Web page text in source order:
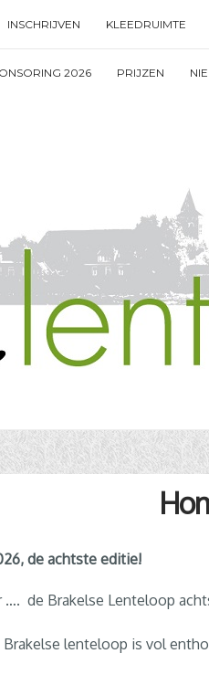
INSCHRIJVEN KLEEDRUIMTE
2026 PRIJZEN
de achtste editie!
…. de Brakelse Lenteloop
lenteloop is vol